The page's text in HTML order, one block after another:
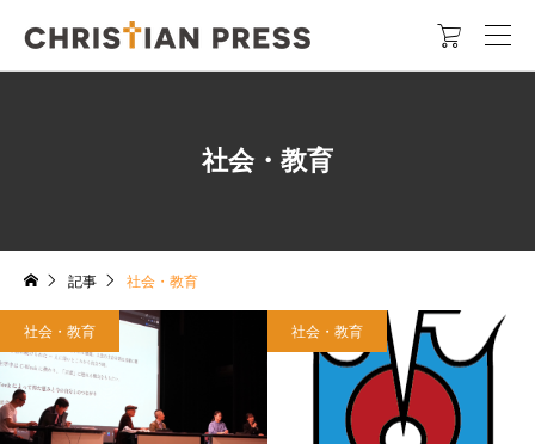

社会・教育
記事 社会・教育
社会・教育 社会・教育